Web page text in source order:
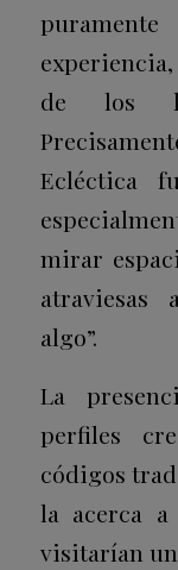
puramente
de los
Ecléctica
mirar
atraviesas
algo”.
La
perfiles
códigos
la acerca
visitarían